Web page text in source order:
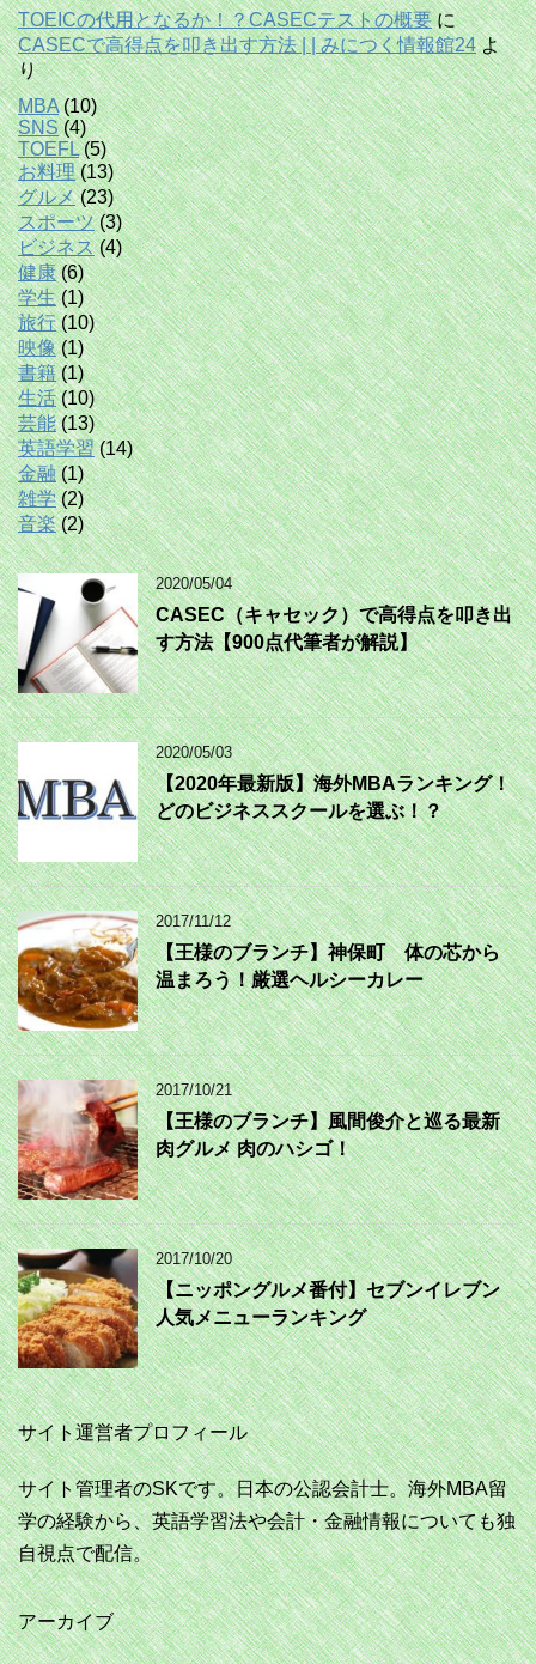
TOEICの代用となるか！？CASECテストの概要に
CASECで高得点を叩き出す方法 | | みにつく情報館24よ
り
MBA(10)
SNS(4)
TOEFL(5)
お料理(13)
グルメ(23)
スポーツ(3)
ビジネス(4)
健康(6)
学生(1)
旅行(10)
映像(1)
書籍(1)
生活(10)
芸能(13)
英語学習(14)
金融(1)
雑学(2)
音楽(2)
2020/05/04
CASEC（キャセック）で高得点を叩き出
す方法【900点代筆者が解説】
2020/05/03
【2020年最新版】海外MBAランキング！
どのビジネススクールを選ぶ！？
2017/11/12
【王様のブランチ】神保町 体の芯から
温まろう！厳選ヘルシーカレー
2017/10/21
【王様のブランチ】風間俊介と巡る最新
肉グルメ 肉のハシゴ！
2017/10/20
【ニッポングルメ番付】セブンイレブン
人気メニューランキング
サイト運営者プロフィール
サイト管理者のSKです。日本の公認会計士。海外MBA留
学の経験から、英語学習法や会計・金融情報についても独
自視点で配信。
アーカイブ